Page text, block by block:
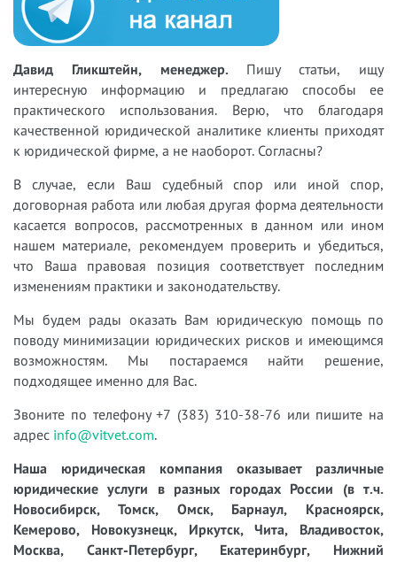
Давид Гликштейн, менеджер. Пишу статьи, ищу
интересную информацию и предлагаю способы ее
практического использования. Верю, что благодаря
качественной юридической аналитике клиенты приходят
к юридической фирме, а не наоборот. Согласны?
В случае, если Ваш судебный спор или иной спор,
договорная работа или любая другая форма деятельности
касается вопросов, рассмотренных в данном или ином
нашем материале, рекомендуем проверить и убедиться,
что Ваша правовая позиция соответствует последним
изменениям практики и законодательству.
Мы будем рады оказать Вам юридическую помощь по
поводу минимизации юридических рисков и имеющимся
возможностям. Мы постараемся найти решение,
подходящее именно для Вас.
Звоните по телефону +7 (383) 310-38-76 или пишите на
адрес info@vitvet.com.
Наша юридическая компания оказывает различные
юридические услуги в разных городах России (в т.ч.
Новосибирск, Томск, Омск, Барнаул, Красноярск,
Кемерово, Новокузнецк, Иркутск, Чита, Владивосток,
Москва, Санкт-Петербург, Екатеринбург, Нижний